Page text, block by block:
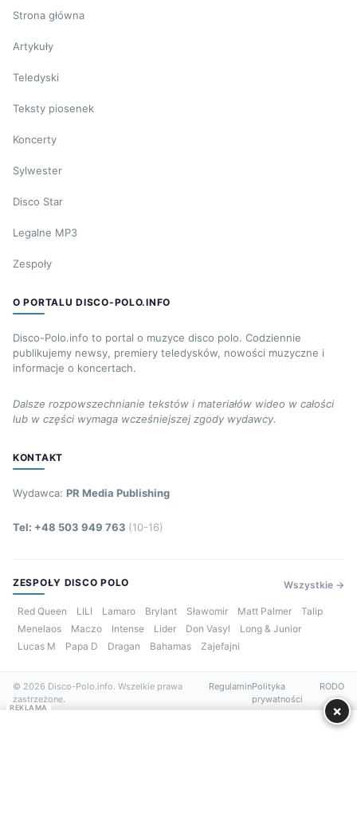
Strona główna
Artykuły
Teledyski
Teksty piosenek
Koncerty
Sylwester
Disco Star
Legalne MP3
Zespoły
O PORTALU DISCO-POLO.INFO
Disco-Polo.info to portal o muzyce disco polo. Codziennie
publikujemy newsy, premiery teledysków, nowości muzyczne i
informacje o koncertach.
Dalsze rozpowszechnianie tekstów i materiałów wideo w całości
lub w części wymaga wcześniejszej zgody wydawcy.
KONTAKT
Wydawca: PR Media Publishing
Tel: +48 503 949 763 (10-16)
ZESPOŁY DISCO POLO Wszystkie →
Red Queen LILI Lamaro Brylant Sławomir Matt Palmer
Talip
Menelaos
Maczo Intense Lider Don Vasyl
Long & Junior
Lucas M
Papa D Dragan Bahamas Zajefajni
© 2026 Disco-Polo.info. Wszelkie prawa
zastrzeżone.
RegulaminPolityka
prywatności
RODO
REKLAMA ×